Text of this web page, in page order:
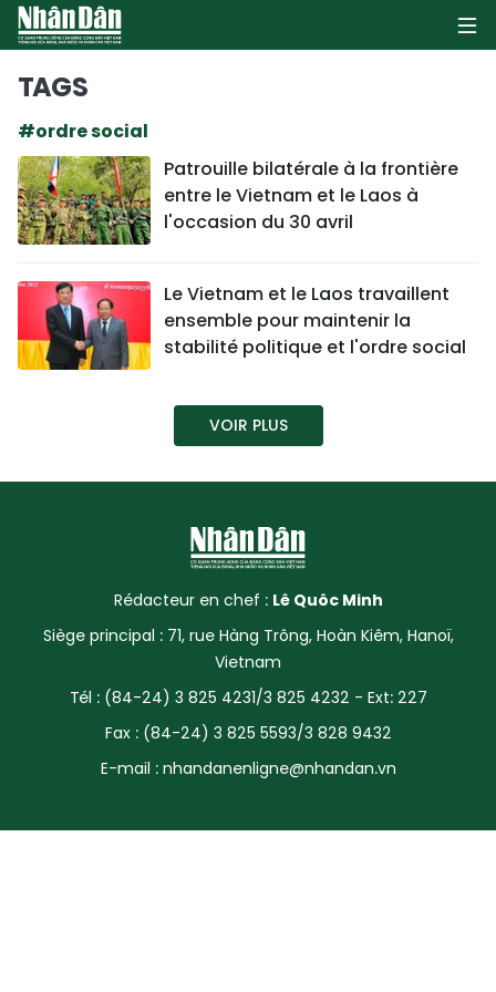
POLITIQUE
SOCIÉTÉ
CULTURE
TOURISME
SPORT
FRANCOPHONIE
PAYS NATAL
INTERNATIONAL
MÉGASTORIE
TAGS
#ordre social
Patrouille bilatérale à la frontière
entre le Vietnam et le Laos à
l'occasion du 30 avril
Le Vietnam et le Laos travaillent
ensemble pour maintenir la
stabilité politique et l'ordre social
VOIR PLUS
Rédacteur en chef : Lê Quôc Minh
Siège principal : 71, rue Hàng Trông, Hoàn Kiêm, Hanoï,
Vietnam
Tél : (84-24) 3 825 4231/3 825 4232 - Ext: 227
Fax : (84-24) 3 825 5593/3 828 9432
E-mail : nhandanenligne@nhandan.vn